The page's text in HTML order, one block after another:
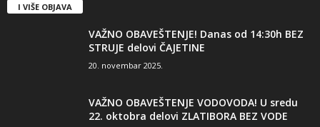
I VIŠE OBJAVA
VAŽNO OBAVEŠTENJE! Danas od 14:30h BEZ
STRUJE delovi ČAJETINE
20. novembar 2025.
VAŽNO OBAVEŠTENJE VODOVODA! U sredu
22. oktobra delovi ZLATIBORA BEZ VODE